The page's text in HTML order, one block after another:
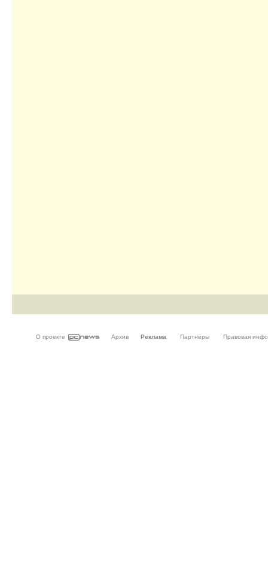
О проекте Архив Реклама Партнёры Правовая